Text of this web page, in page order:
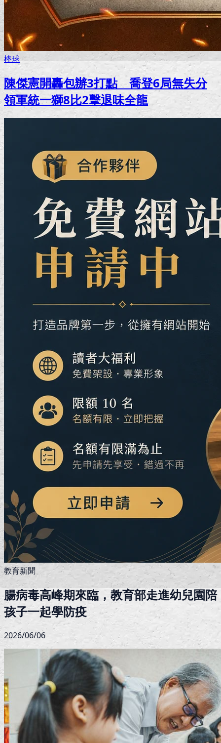
棒球
陳傑憲開轟包辦3打點 喬登6局無失分
領軍統一獅8比2擊退味全龍
教育新聞
腸病毒高峰期來臨，教育部走進幼兒園陪
孩子一起學防疫
2026/06/06